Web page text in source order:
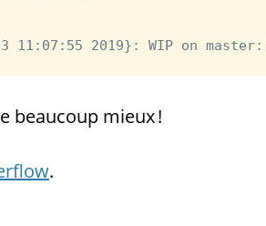
beaucoup mieux !
.